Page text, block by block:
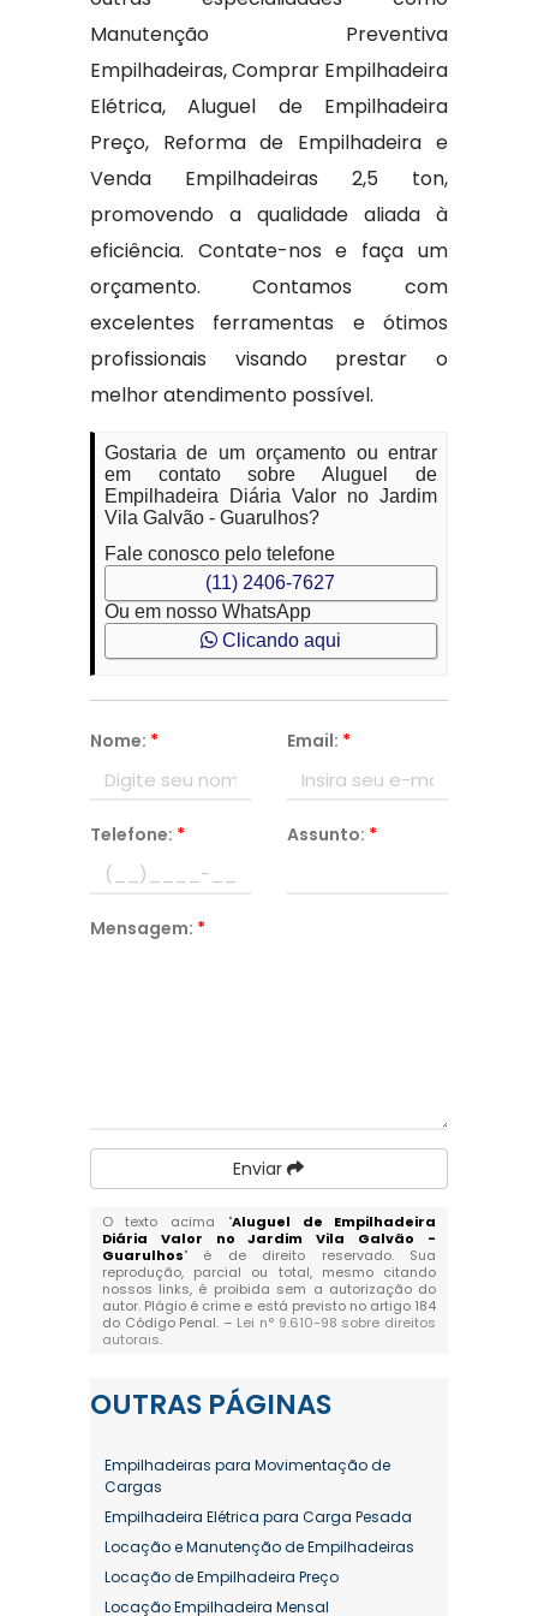
Manutenção Preventiva
Empilhadeiras, Comprar Empilhadeira
Elétrica, Aluguel de Empilhadeira
Preço, Reforma de Empilhadeira e
Venda Empilhadeiras 2,5 ton,
promovendo a qualidade aliada à
eficiência. Contate-nos e faça um
orçamento. Contamos com
excelentes ferramentas e ótimos
profissionais visando prestar o
melhor atendimento possível.
Gostaria de um orçamento ou entrar
em contato sobre Aluguel de
Empilhadeira Diária Valor no Jardim
Vila Galvão - Guarulhos?
Fale conosco pelo telefone
(11) 2406-7627
Ou em nosso WhatsApp
Clicando aqui
Nome: * Email: *
Telefone: * Assunto: *
Mensagem: *
Enviar
O texto acima "Aluguel de Empilhadeira
Diária Valor no Jardim Vila Galvão -
Guarulhos" é de direito reservado. Sua
reprodução, parcial ou total, mesmo citando
nossos links, é proibida sem a autorização do
autor. Plágio é crime e está previsto no artigo 184
do Código Penal. – Lei n° 9.610-98 sobre direitos
autorais.
OUTRAS PÁGINAS
Empilhadeiras para Movimentação de
Cargas
Empilhadeira Elétrica para Carga Pesada
Locação e Manutenção de Empilhadeiras
Locação de Empilhadeira Preço
Locação Empilhadeira Mensal